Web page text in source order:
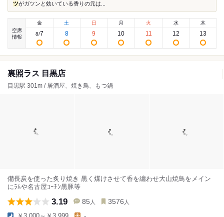
ツがガツンと効いている香りの元は...
空席
情報
金
8/7
土
8
日
9
月
10
火
11
水
12
木
13
裏照ラス 目黒店
目黒駅 301m / 居酒屋、焼き鳥、もつ鍋
備長炭を使った炙り焼き 黒く煤けさせて香を纏わせ大山焼鳥をメイン
にﾗﾑや名古屋ｺｰﾁﾝ黒豚等
3.19 85 人 3576 人